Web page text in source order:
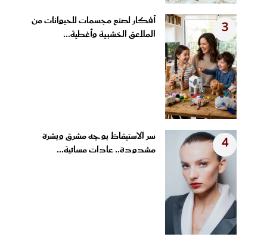
3
أفكار لصنع مجسمات للحيوانات من
الملاعق الخشبية وأغطية...
4
سر الاستيقاظ بوجه مشرق وبشرة
مشدودة.. عادات مسائية...